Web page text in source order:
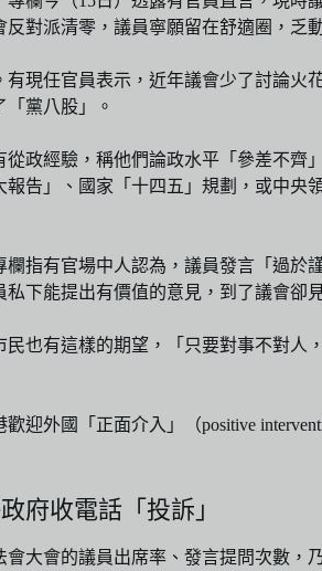
對派清零，議員寧願留在舒適圈，乏
現任官員表示，近年議會少了討論
黨八股」。
政經驗，稱他們論政水平「參差不
告」、國家「十四五」規劃，或中
指有官場中人認為，議員發言「過
下能提出有價值的意見，到了議會卻
也有這樣的期望，「只要對事不對
迎外國「正面介入」（positive
府收電話「投訴」
大會的議員出席率、發言提問次數